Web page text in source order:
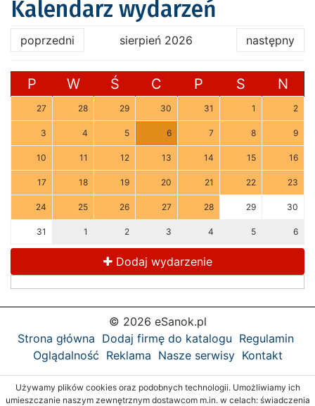
Kalendarz wydarzeń
poprzedni sierpień 2026 następny
P W Ś C P S N
27 28 29 30 31 1 2
3 4 5 6 7 8 9
10 11 12 13 14 15 16
17 18 19 20 21 22 23
24 25 26 27 28 29 30
31 1 2 3 4 5 6
Dodaj wydarzenie
© 2026 eSanok.pl
Strona główna Dodaj firmę do katalogu Regulamin
Oglądalność Reklama Nasze serwisy Kontakt
Używamy plików cookies oraz podobnych technologii. Umożliwiamy ich
umieszczanie naszym zewnętrznym dostawcom m.in. w celach: świadczenia